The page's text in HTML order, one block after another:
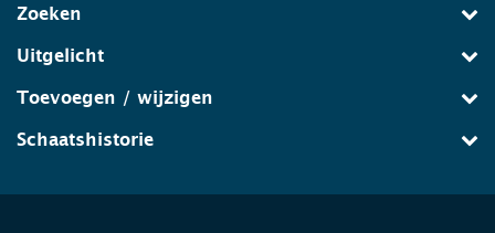
Zoeken
Uitgelicht
Toevoegen / wijzigen
Schaatshistorie